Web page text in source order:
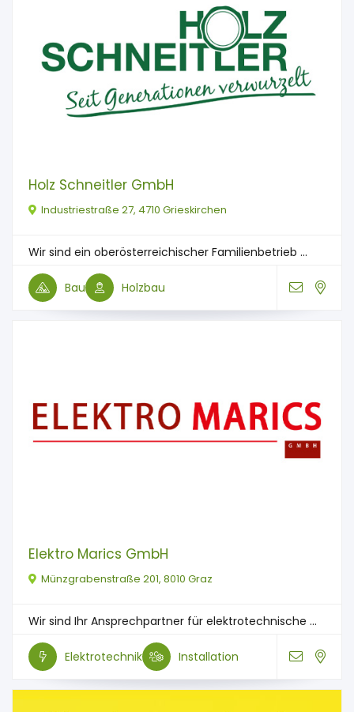
Holz Schneitler GmbH
Industriestraße 27, 4710 Grieskirchen
Wir sind ein oberösterreichischer Familienbetrieb ...
Bau Holzbau
Elektro Marics GmbH
Münzgrabenstraße 201, 8010 Graz
Wir sind Ihr Ansprechpartner für elektrotechnische ...
Elektrotechnik Installation